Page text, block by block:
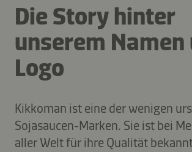
Die Story hinter
unserem Namen
Logo
Kikkoman ist eine der wenigen
Sojasaucen-Marken. Sie ist bei
aller Welt für ihre Qualität